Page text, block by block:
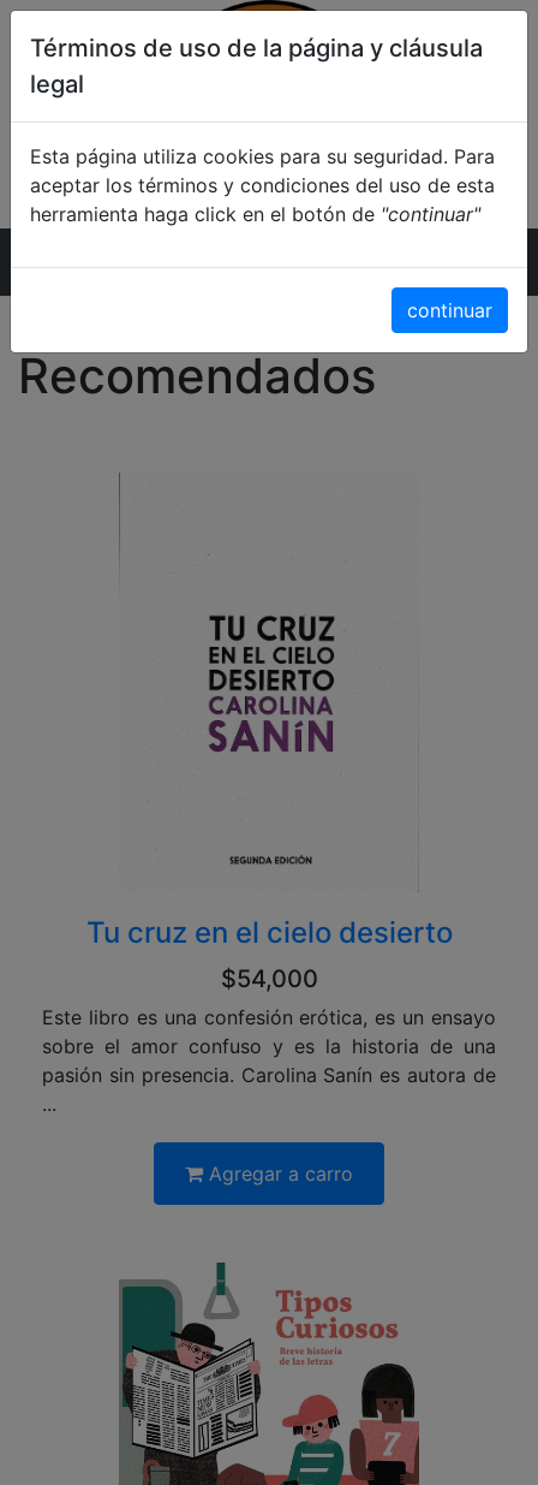
Inicio
Recomendados
Tu cruz en el cielo desierto
$54,000
Este libro es una confesión erótica, es un ensayo
sobre el amor confuso y es la historia de una
pasión sin presencia. Carolina Sanín es autora de
...
Agregar a carro
Términos de uso de la página y cláusula
legal
Esta página utiliza cookies para su seguridad. Para
aceptar los términos y condiciones del uso de esta
herramienta haga click en el botón de "continuar"
continuar